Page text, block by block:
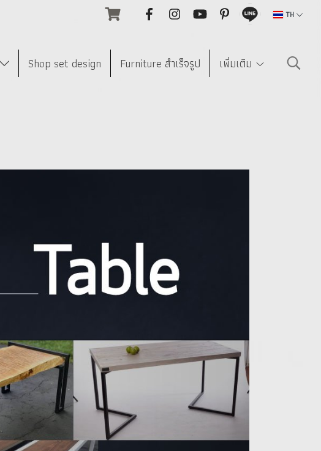
TH
Shop set design Furniture สำเร็จรูป เพิ่มเติม